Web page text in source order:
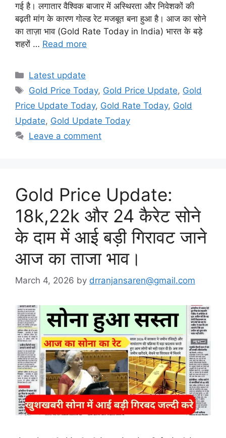
गई है। लगातार वैश्विक बाजार में अस्थिरता और निवेशकों की
बढ़ती मांग के कारण गोल्ड रेट मजबूत बना हुआ है। आज का सोने
का ताज़ा भाव (Gold Rate Today in India) भारत के बड़े
शहरों … Read more
Categories
Latest update
Tags
Gold Price Today, Gold Price Update, Gold
Price Update Today, Gold Rate Today, Gold
Update, Gold Update Today
Leave a comment
Gold Price Update:
18k,22k और 24 कैरेट सोने
के दाम में आई बड़ी गिरावट जाने
आज का ताजा भाव।
March 4, 2026 by drranjansaren@gmail.com